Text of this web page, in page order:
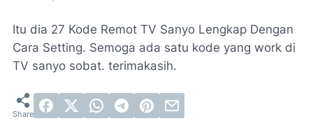
Itu dia 27 Kode Remot TV Sanyo Lengkap Dengan
Cara Setting. Semoga ada satu kode yang work di
TV sanyo sobat. terimakasih.